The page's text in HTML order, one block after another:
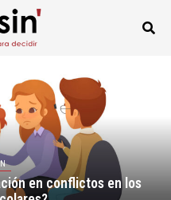
en conflictos en los